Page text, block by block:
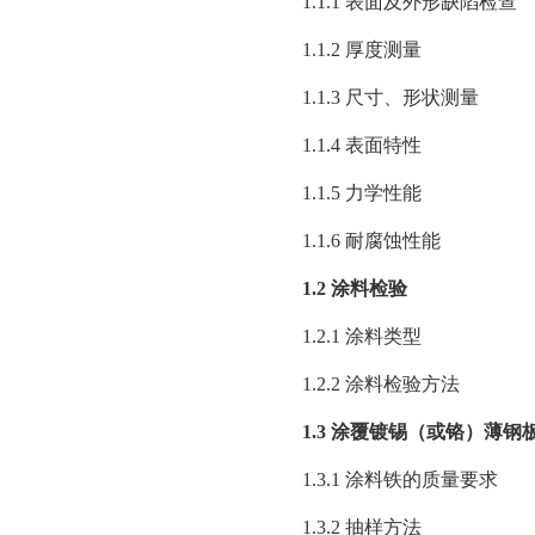
1.1.2 厚度测量
1.1.3 尺寸、形状测量
1.1.4 表面特性
1.1.5 力学性能
1.1.6 耐腐蚀性能
1.2 涂料检验
1.2.1 涂料类型
1.2.2 涂料检验方法
1.3 涂覆镀锡（或铬）薄钢
1.3.1 涂料铁的质量要求
1.3.2 抽样方法